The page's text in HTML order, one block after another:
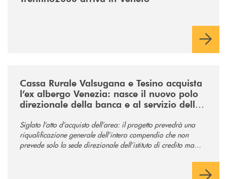
Cassa Rurale Valsugana e Tesino acquista
l’ex albergo Venezia: nasce il nuovo polo
direzionale della banca e al servizio della
Siglato l’atto d’acquisto dell’area: il progetto prevedrà una
riqualificazione generale dell’intero compendio che non
prevede solo la sede direzionale dell’istituto di credito ma